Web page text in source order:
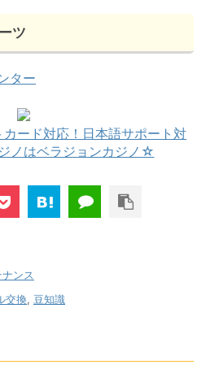
ツ
ード対応！日本語サポート対
ノはベラジョンカジノ☆
ンス
交換, 豆知識